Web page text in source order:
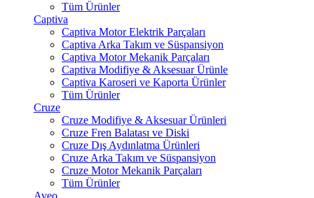
Tüm Ürünler
Captiva
Captiva Motor Elektrik Parçaları
Captiva Arka Takım ve Süspansiyon
Captiva Motor Mekanik Parçaları
Captiva Modifiye & Aksesuar Ürünle
Captiva Karoseri ve Kaporta Ürünler
Tüm Ürünler
Cruze
Cruze Modifiye & Aksesuar Ürünleri
Cruze Fren Balatası ve Diski
Cruze Dış Aydınlatma Ürünleri
Cruze Arka Takım ve Süspansiyon
Cruze Motor Mekanik Parçaları
Tüm Ürünler
Aveo